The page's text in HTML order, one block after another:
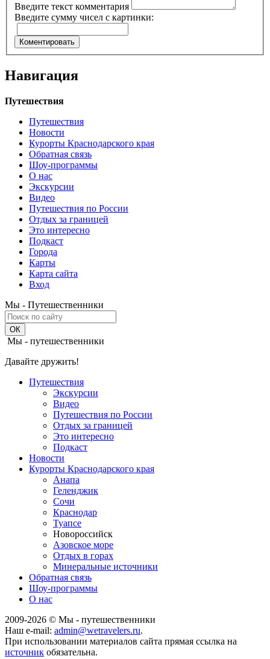
Введите текст комментария
Введите сумму чисел с картинки:
Навигация
Путешествия
Путешествия
Новости
Курорты Краснодарского края
Обратная связь
Шоу-программы
О нас
Экскурсии
Видео
Путешествия по России
Отдых за границей
Это интересно
Подкаст
Города
Карты
Карта сайта
Вход
Мы - Путешественники
Мы - путешественники
Давайте дружить!
Путешествия
Экскурсии
Видео
Путешествия по России
Отдых за границей
Это интересно
Подкаст
Новости
Курорты Краснодарского края
Анапа
Геленджик
Сочи
Краснодар
Туапсе
Новороссийск
Азовское море
Отдых в горах
Минеральные источники
Обратная связь
Шоу-программы
О нас
2009-2026 © Мы - путешественники
Наш e-mail: admin@wetravelers.ru.
При использовании материалов сайта прямая ссылка на
источник обязательна.